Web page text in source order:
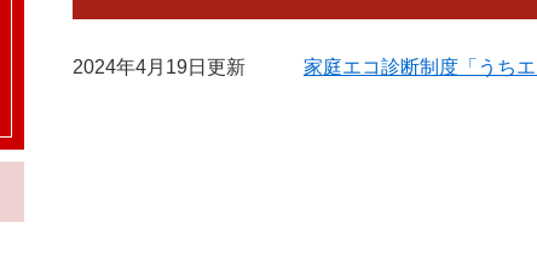
2024年4月19日更新 家庭エコ診断制度「うち